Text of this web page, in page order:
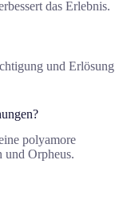
das Erlebnis.
und Erlösung
polyamore
und Orpheus.